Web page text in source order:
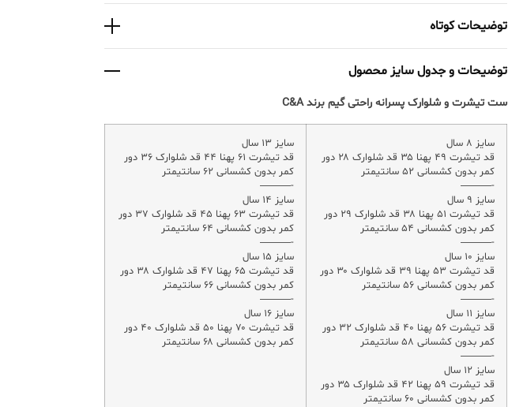
توضیحات کوتاه
توضیحات و جدول سایز محصول
ست تیشرت و شلوارک پسرانه راحتی گیم برند C&A
سایز ۸ سال
قد تیشرت ۴۹ پهنا ۳۵ قد شلوارک ۲۸ دور
کمر بدون کشسانی ۵۲ سانتیمتر
-———
سایز ۹ سال
قد تیشرت ۵۱ پهنا ۳۸ قد شلوارک ۲۹ دور
کمر بدون کشسانی ۵۴ سانتیمتر
-———
سایز ۱۰ سال
قد تیشرت ۵۳ پهنا ۳۹ قد شلوارک ۳۰ دور
کمر بدون کشسانی ۵۶ سانتیمتر
-———
سایز ۱۱ سال
قد تیشرت ۵۶ پهنا ۴۰ قد شلوارک ۳۲ دور
کمر بدون کشسانی ۵۸ سانتیمتر
-———
سایز ۱۲ سال
قد تیشرت ۵۹ پهنا ۴۲ قد شلوارک ۳۵ دور
کمر بدون کشسانی ۶۰ سانتیمتر
سایز ۱۳ سال
قد تیشرت ۶۱ پهنا ۴۴ قد شلوارک ۳۶ دور
کمر بدون کشسانی ۶۲ سانتیمتر
-———
سایز ۱۴ سال
قد تیشرت ۶۳ پهنا ۴۵ قد شلوارک ۳۷ دور
کمر بدون کشسانی ۶۴ سانتیمتر
-———
سایز ۱۵ سال
قد تیشرت ۶۵ پهنا ۴۷ قد شلوارک ۳۸ دور
کمر بدون کشسانی ۶۶ سانتیمتر
-———
سایز ۱۶ سال
قد تیشرت ۷۰ پهنا ۵۰ قد شلوارک ۴۰ دور
کمر بدون کشسانی ۶۸ سانتیمتر